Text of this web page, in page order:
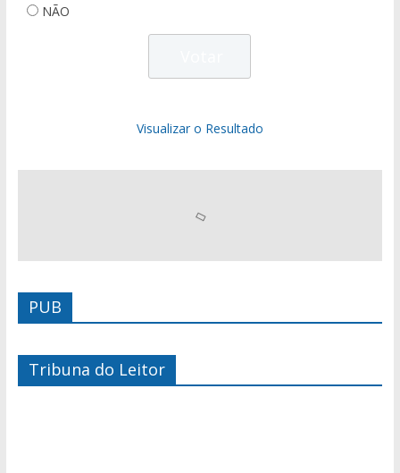
NÃO
Visualizar o Resultado
PUB
Tribuna do Leitor